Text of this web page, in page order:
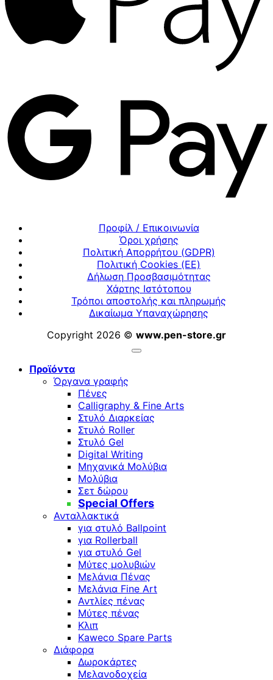
Προφίλ / Επικοινωνία
Όροι χρήσης
Πολιτική Απορρήτου (GDPR)
Πολιτική Cookies (ΕΕ)
Δήλωση Προσβασιμότητας
Χάρτης Ιστότοπου
Τρόποι αποστολής και πληρωμής
Δικαίωμα Υπαναχώρησης
Copyright 2026 © www.pen-store.gr
Προϊόντα
Όργανα γραφής
Πένες
Calligraphy & Fine Arts
Στυλό Διαρκείας
Στυλό Roller
Στυλό Gel
Digital Writing
Μηχανικά Μολύβια
Μολύβια
Σετ δώρου
Special Offers
Ανταλλακτικά
για στυλό Ballpoint
για Rollerball
για στυλό Gel
Μύτες μολυβιών
Μελάνια Πένας
Μελάνια Fine Art
Αντλίες πένας
Μύτες πένας
Κλιπ
Kaweco Spare Parts
Διάφορα
Δωροκάρτες
Μελανοδοχεία